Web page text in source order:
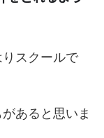
スクールで
あると思いま